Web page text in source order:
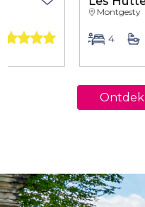
Montgesty
4